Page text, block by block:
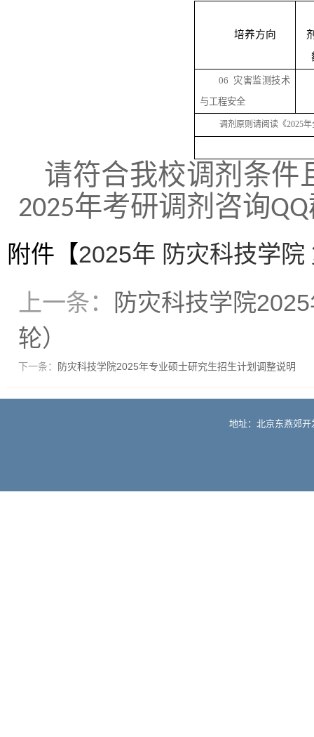
培养方向
06 灾害监测技术
与工程安全
调剂原则请阅读《2025年
请符合我校调剂 条件
2025年考研调剂咨询QQ
附件【2025年 防灾科技学
上一条：
防灾科技学院
轮）
下一条： 防灾科技学院2025年专业硕士研究生招生计划调整说明
地址：北京东燕郊